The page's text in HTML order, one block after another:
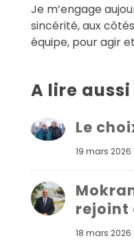
Je m’engage
sincérité, aux
équipe, pour agir
A lire aussi
Le
19 mars 2026
rejoint
18 mars 2026